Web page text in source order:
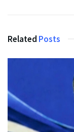
Related Posts